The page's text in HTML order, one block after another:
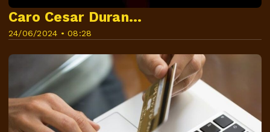
24/06/2024 • 08:28
Caro Cesar Duran...